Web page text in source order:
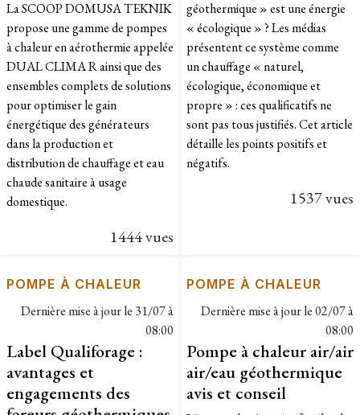
La SCOOP DOMUSA TEKNIK
propose une gamme de pompes
à chaleur en aérothermie appelée
DUAL CLIMA R ainsi que des
ensembles complets de solutions
pour optimiser le gain
énergétique des générateurs
dans la production et
distribution de chauffage et eau
chaude sanitaire à usage
domestique.
1444 vues
géothermique » est une énergie
« écologique » ? Les médias
présentent ce système comme
un chauffage « naturel,
écologique, économique et
propre » : ces qualificatifs ne
sont pas tous justifiés. Cet article
détaille les points positifs et
négatifs.
1537 vues
POMPE À CHALEUR
Dernière mise à jour le 31/07 à
08:00
Label Qualiforage :
avantages et
engagements des
POMPE À CHALEUR
Dernière mise à jour le02/07 à
08:00
Pompe à chaleur air/air
air/eau géothermique
avis et conseil